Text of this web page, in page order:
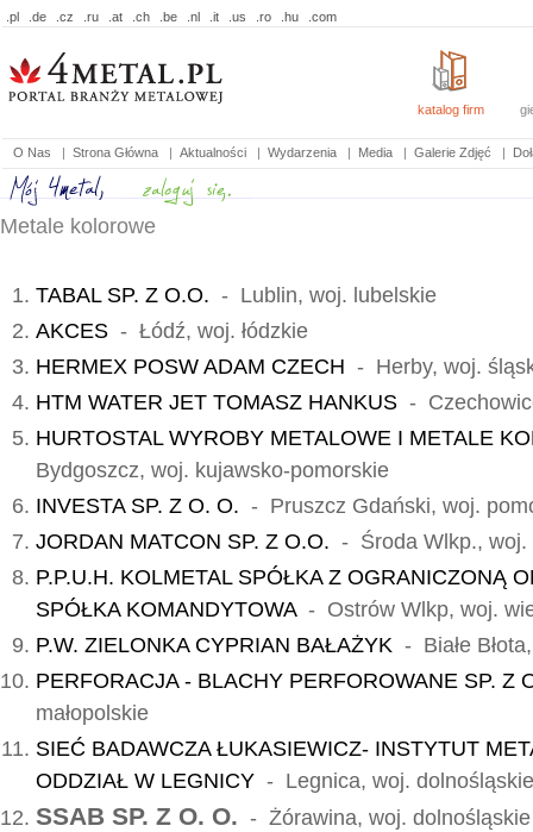
.pl .de .cz .ru .at .ch .be .nl .it .us .ro .hu .com
katalog firm
O Nas | Strona Główna | Aktualności | Wydarzenia | Media | Galerie Zdjęć |
Metale kolorowe
TABAL SP. Z O.O. - Lublin, woj. lubelskie
AKCES - Łódź, woj. łódzkie
HERMEX POSW ADAM CZECH - Herby, woj.
HTM WATER JET TOMASZ HANKUS -
HURTOSTAL WYROBY METALOWE I METALE
Bydgoszcz, woj. kujawsko-pomorskie
INVESTA SP. Z O. O. - Pruszcz Gdański, woj.
JORDAN MATCON SP. Z O.O. - Środa Wlkp., woj.
P.P.U.H. KOLMETAL SPÓŁKA Z OGRANICZONĄ
SPÓŁKA KOMANDYTOWA- Ostrów Wlkp, woj.
P.W. ZIELONKA CYPRIAN BAŁAŻYK - Białe
PERFORACJA - BLACHY PERFOROWANE SP. Z
małopolskie
SIEĆ BADAWCZA ŁUKASIEWICZ- INSTYTUT
ODDZIAŁ W LEGNICY - Legnica, woj. dolnośląskie
SSAB SP. Z O. O. - Żórawina, woj. dolnośląskie